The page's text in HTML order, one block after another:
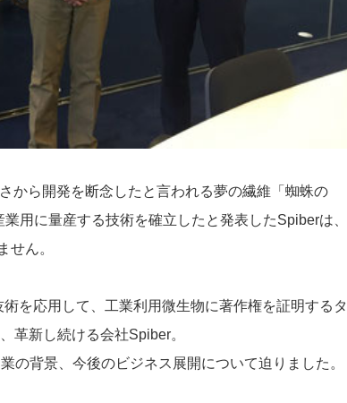
から開発を断念したと言われる夢の繊維「蜘蛛の
用に量産する技術を確立したと発表したSpiberは、
せん。
を応用して、工業利用微生物に著作権を証明するタ
革新し続ける会社Spiber。
の背景、今後のビジネス展開について迫りました。